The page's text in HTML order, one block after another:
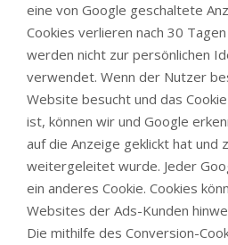
eine von Google geschaltete
Cookies verlieren nach 30
werden nicht zur persönlichen
verwendet. Wenn der Nutzer
Website besucht und das
ist, können wir und Google
auf die Anzeige geklickt hat und
weitergeleitet wurde. Jeder
ein anderes Cookie. Cookies
Websites der Ads-Kunden
Die mithilfe des Conversion-